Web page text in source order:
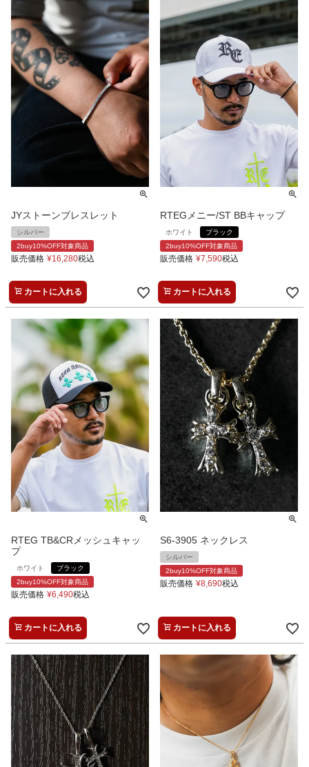
JYストーンブレスレット
シルバー
2buy10%OFF対象商品
販売価格 ¥16,280税込
カートに入れる
RTEGメニー/ST BBキャップ
ホワイト
ブラック
2buy10%OFF対象商品
販売価格 ¥7,590税込
カートに入れる
RTEG TB&CRメッシュキャッ
プ
ホワイト
ブラック
2buy10%OFF対象商品
販売価格 ¥6,490税込
カートに入れる
S6-3905 ネックレス
シルバー
2buy10%OFF対象商品
販売価格 ¥8,690税込
カートに入れる